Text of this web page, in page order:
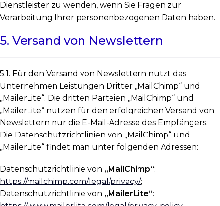
Dienstleister zu wenden, wenn Sie Fragen zur
Verarbeitung Ihrer personenbezogenen Daten haben.
5. Versand von Newslettern
5.1. Für den Versand von Newslettern nutzt das
Unternehmen Leistungen Dritter „MailChimp“ und
„MailerLite“. Die dritten Parteien „MailChimp“ und
„MailerLite“ nutzen für den erfolgreichen Versand von
Newslettern nur die E-Mail-Adresse des Empfängers.
Die Datenschutzrichtlinien von „MailChimp“ und
„MailerLite“ findet man unter folgenden Adressen:
Datenschutzrichtlinie von „MailChimp“:
https://mailchimp.com/legal/privacy/;
Datenschutzrichtlinie von „MailerLite“: